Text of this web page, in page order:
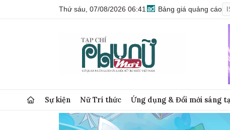
Thứ sáu, 07/08/2026 06:41 Bảng giá quảng cáo
Sự kiện Nữ Trí thức Ứng dụng & Đổi mới sáng